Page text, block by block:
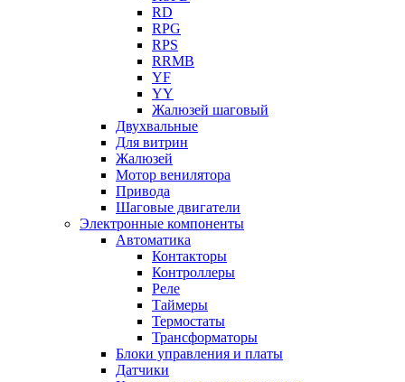
RD
RPG
RPS
RRMB
YF
YY
Жалюзей шаговый
Двухвальные
Для витрин
Жалюзей
Мотор венилятора
Привода
Шаговые двигатели
Электронные компоненты
Автоматика
Контакторы
Контроллеры
Реле
Таймеры
Термостаты
Трансформаторы
Блоки управления и платы
Датчики